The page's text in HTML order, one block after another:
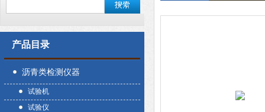
产品目录
沥青类检测仪器
试验机
试验仪